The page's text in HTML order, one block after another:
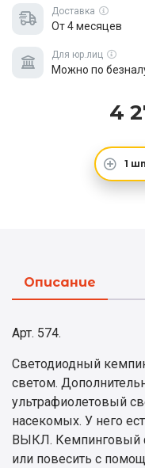
Доставка
От 4 месяцев
Для юр.лиц
Можно по
4
1
Описание
Арт. 574.
Светодиодный
светом.
ультрафиолетовый
насекомых. У него
ВЫКЛ. Кемпинговый
или повесить с